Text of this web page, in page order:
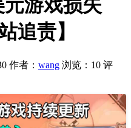
游戏损失
追责】
作者： wang 浏览：10 评